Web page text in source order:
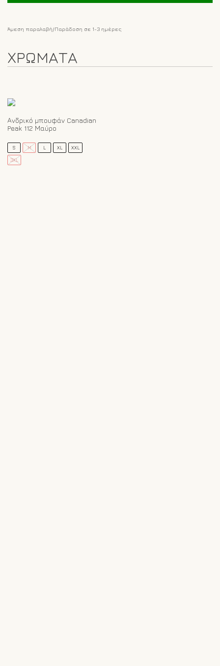
€82.50.
Άμεση παραλαβή/Παράδοση σε 1-3 ημέρες
ΧΡΩΜΑΤΑ
Ανδρικό μπουφάν Canadian
Peak 112 Μαύρο
το
προϊόν
έχει
S M L XL XXL
3XL